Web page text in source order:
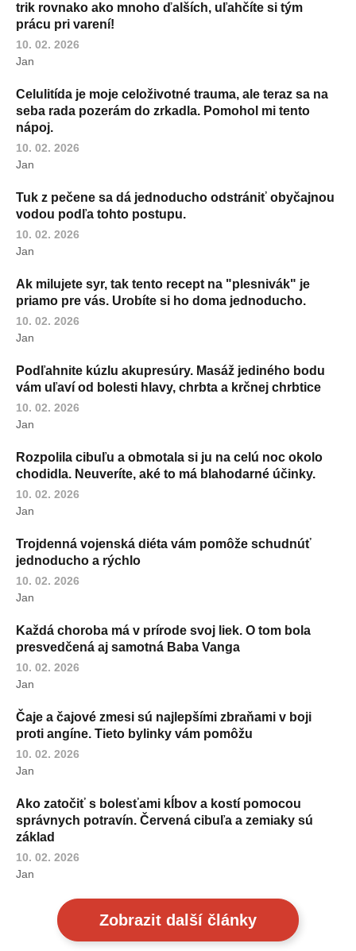
trik rovnako ako mnoho ďalších, uľahčíte si tým
prácu pri varení!
10. 02. 2026
Jan
Celulitída je moje celoživotné trauma, ale teraz sa na
seba rada pozerám do zrkadla. Pomohol mi tento
nápoj.
10. 02. 2026
Jan
Tuk z pečene sa dá jednoducho odstrániť obyčajnou
vodou podľa tohto postupu.
10. 02. 2026
Jan
Ak milujete syr, tak tento recept na "plesnivák" je
priamo pre vás. Urobíte si ho doma jednoducho.
10. 02. 2026
Jan
Podľahnite kúzlu akupresúry. Masáž jediného bodu
vám uľaví od bolesti hlavy, chrbta a krčnej chrbtice
10. 02. 2026
Jan
Rozpolila cibuľu a obmotala si ju na celú noc okolo
chodidla. Neuveríte, aké to má blahodarné účinky.
10. 02. 2026
Jan
Trojdenná vojenská diéta vám pomôže schudnúť
jednoducho a rýchlo
10. 02. 2026
Jan
Každá choroba má v prírode svoj liek. O tom bola
presvedčená aj samotná Baba Vanga
10. 02. 2026
Jan
Čaje a čajové zmesi sú najlepšími zbraňami v boji
proti angíne. Tieto bylinky vám pomôžu
10. 02. 2026
Jan
Ako zatočiť s bolesťami kĺbov a kostí pomocou
správnych potravín. Červená cibuľa a zemiaky sú
základ
10. 02. 2026
Jan
Zobrazit další články